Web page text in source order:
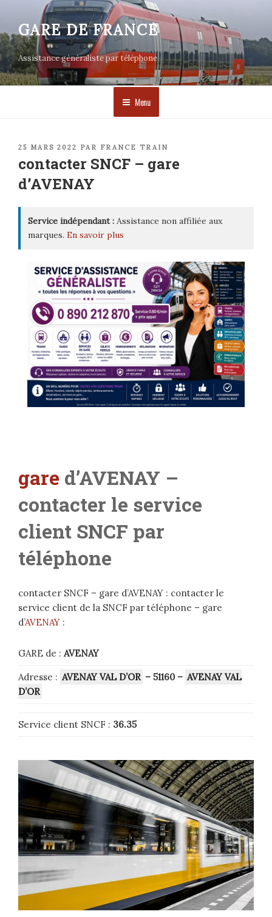
contenu
principal
GARE DE FRANCE
Assistance généraliste par téléphone
Menu
PUBLIÉ
25 MARS 2022 PAR FRANCE TRAIN
contacter SNCF – gare
d’AVENAY
Service indépendant : Assistance non affiliée aux
marques. En savoir plus
gare d’AVENAY –
contacter le service
client SNCF par
téléphone
contacter SNCF – gare d’AVENAY : contacter le
service client de la SNCF par téléphone – gare
d’AVENAY :
GARE de : AVENAY
Adresse : AVENAY VAL D’OR – 51160 – AVENAY VAL
D’OR
Service client SNCF : 36.35